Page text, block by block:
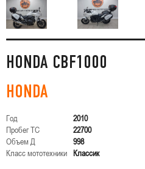
HONDA CBF1000
HONDA
Год
2010
Пробег ТС
22700
Объем Д
998
Класс мототехники
Классик